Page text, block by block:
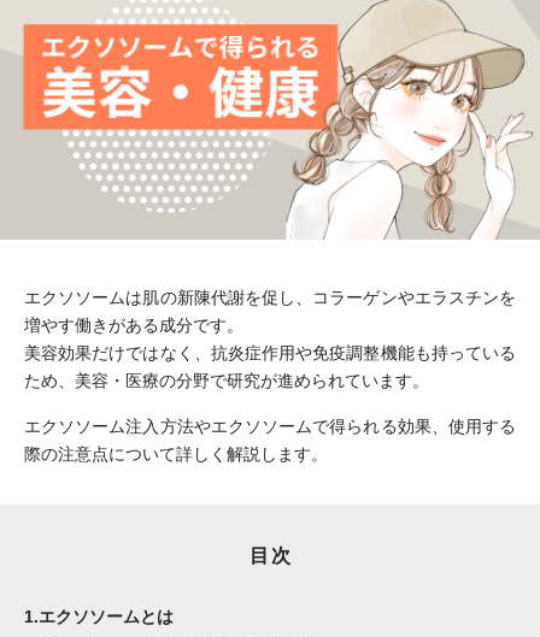
エクソソームは肌の新陳代謝を促し、コラーゲンやエラスチンを
増やす働きがある成分です。
美容効果だけではなく、抗炎症作用や免疫調整機能も持っている
ため、美容・医療の分野で研究が進められています。
エクソソーム注入方法やエクソソームで得られる効果、使用する
際の注意点について詳しく解説します。
目次
1.エクソソームとは